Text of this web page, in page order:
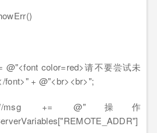
color=red>请不要尝试未
font>" + @"<br><br>";
+= @"操作